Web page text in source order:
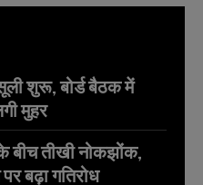
शुरू, बोर्ड बैठक में
मुहर
बीच तीखी नोकझोंक,
बढ़ा गतिरोध